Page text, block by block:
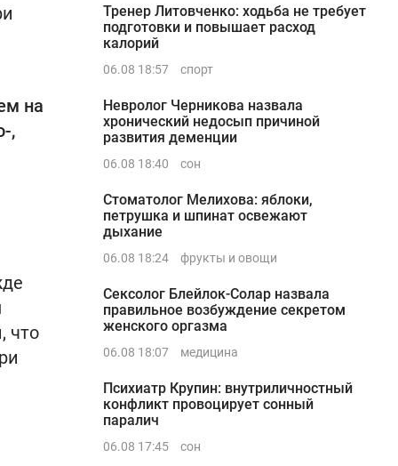
на
,
что
Тренер Литовченко: ходьба не требует
подготовки и повышает расход
калорий
06.08 18:57 спорт
Невролог Черникова назвала
хронический недосып причиной
развития деменции
06.08 18:40 сон
Стоматолог Мелихова: яблоки,
петрушка и шпинат освежают
дыхание
06.08 18:24 фрукты и овощи
Сексолог Блейлок-Солар назвала
правильное возбуждение секретом
женского оргазма
06.08 18:07 медицина
Психиатр Крупин: внутриличностный
конфликт провоцирует сонный
паралич
06.08 17:45 сон